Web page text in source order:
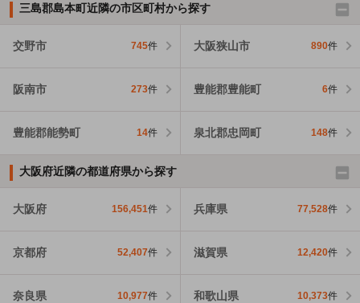
三島郡島本町近隣の市区町村から探す
交野市 745件 大阪狭山市 890件
阪南市 273件 豊能郡豊能町 6件
豊能郡能勢町 14件 泉北郡忠岡町 148件
大阪府近隣の都道府県から探す
大阪府 156,451件 兵庫県 77,528件
京都府 52,407件 滋賀県 12,420件
奈良県 10,977件 和歌山県 10,373件